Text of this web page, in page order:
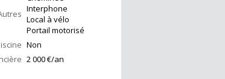
Interphone
Local à vélo
Portail motorisé
Non
2 000 €/an